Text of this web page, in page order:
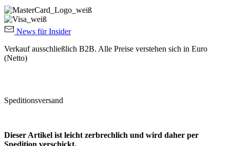
News für Insider
Verkauf ausschließlich B2B. Alle Preise verstehen sich in Euro
(Netto)
Speditionsversand
Dieser Artikel ist leicht zerbrechlich und wird daher per
Spedition verschickt.